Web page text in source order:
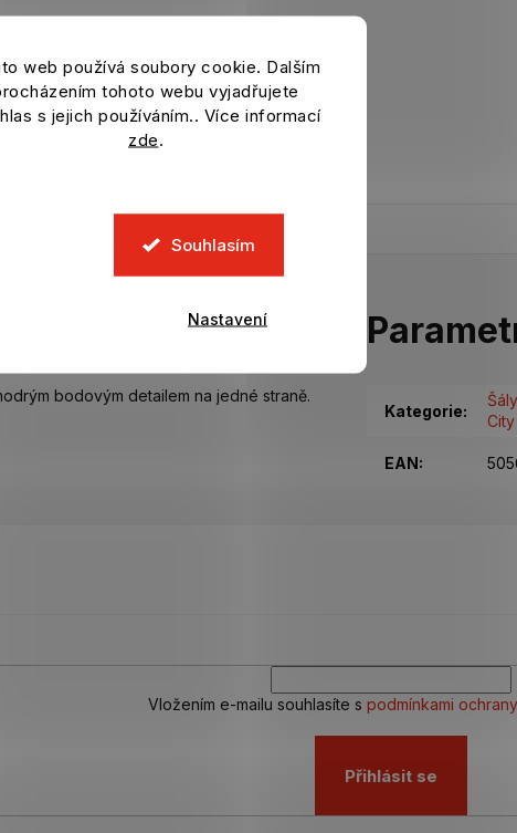
web používá soubory cookie. Dalším
tohoto webu vyjadřujete
s jejich používáním.. Více informací
zde.
Souhlasím
Nastavení
bodovým detailem na jedné straně.
Kategorie:
City
EAN :
Vložením e-mailu souhlasíte s podmínkami
Přihlásit se